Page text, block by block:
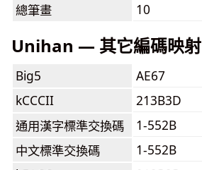
總筆畫
10
Unihan — 其它編碼映射
Big5
AE67
kCCCII
213B3D
通用漢字標準交換碼
1-552B
中文標準交換碼
1-552B